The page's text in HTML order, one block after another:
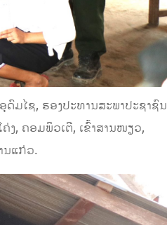
ໄຊ, ຮອງປະທານສະພາປະຊາຊົນ
ງ, ຄອມພິວເຕີ, ເຂົ້າສານໜຽວ,
ນແກ່ວ.